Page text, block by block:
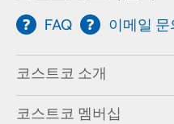
FAQ 이메일 문
코스트코 소개
코스트코 멤버십